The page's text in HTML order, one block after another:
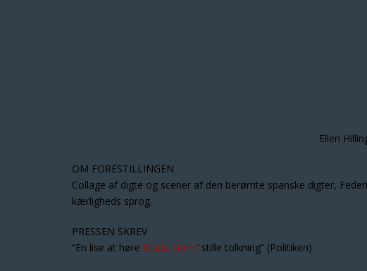
Ellen
OM FORESTILLINGEN
Collage af digte og scener af den berømte spanske digter,
kærligheds sprog.
PRESSEN SKREV
”En lise at høre Maria Stenz’ stille tolkning” (Politiken)